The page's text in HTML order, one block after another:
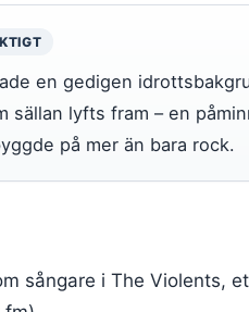
en gedigen
sällan lyfts fram – en
på mer än bara rock.
sångare i The Violents,